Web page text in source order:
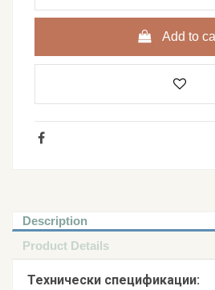
Add to
Description
Product Details
Технически спецификации: